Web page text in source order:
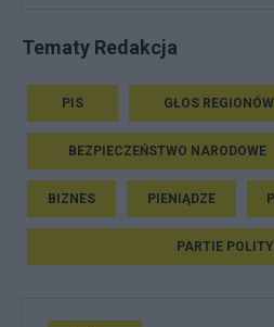
Tematy Redakcja
PIS GŁOS REGIONÓW
BEZPIECZEŃSTWO NARODOWE
BIZNES PIENIĄDZE
PARTIE